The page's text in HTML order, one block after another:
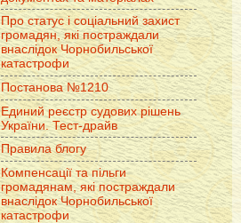
Про статус і соціальний захист
громадян, які постраждали
внаслідок Чорнобильської
катастрофи
Постанова №1210
Единий реєстр судових рішень
України. Тест-драйв
Правила блогу
Компенсації та пільги
громадянам, які постраждали
внаслідок Чорнобильської
катастрофи